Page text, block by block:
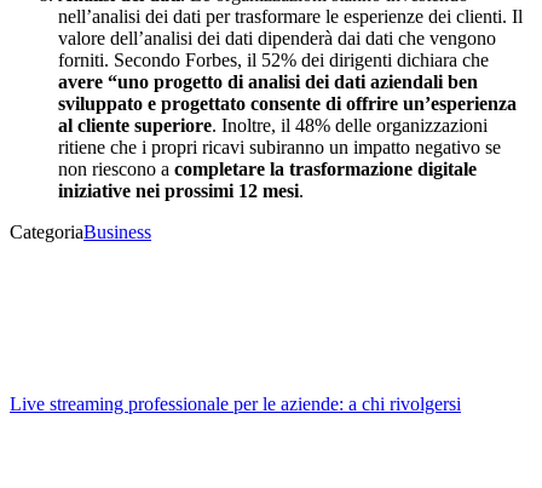
nell’analisi dei dati per trasformare le esperienze dei clienti. Il
valore dell’analisi dei dati dipenderà dai dati che vengono
forniti. Secondo Forbes, il 52% dei dirigenti dichiara che
avere “uno progetto di analisi dei dati aziendali ben
sviluppato e progettato consente di offrire un’esperienza
al cliente superiore. Inoltre, il 48% delle organizzazioni
ritiene che i propri ricavi subiranno un impatto negativo se
non riescono a completare la trasformazione digitale
iniziative nei prossimi 12 mesi.
CategoriaBusiness
Live streaming professionale per le aziende: a chi rivolgersi